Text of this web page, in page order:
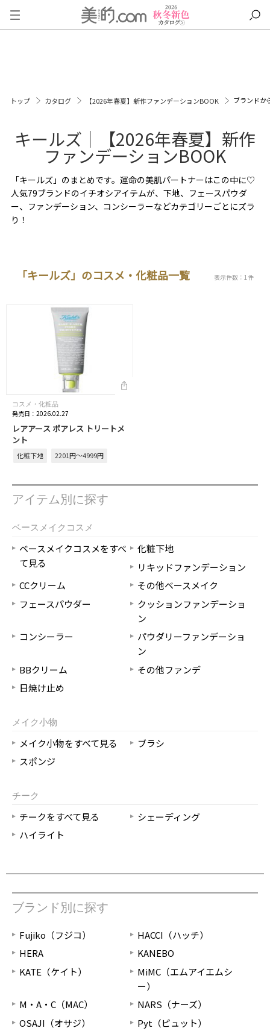
トップ カタログ 【2026年春夏】新作ファンデーションBOOK ブランドか
キールズ｜【2026年春夏】新作
ファンデーションBOOK
「キールズ」のまとめです。運命の美肌パートナーはこの中に♡
人気79ブランドのイチオシアイテムが、下地、フェースパウダ
ー、ファンデーション、コンシーラーなどカテゴリーごとにズラ
り！
「キールズ」のコスメ・化粧品一覧 表示件数：1件
コスメ・化粧品
発売日：2026.02.27
レアアース ポアレス トリートメ
ント
化粧下地 2201円～4999円
アイテム別に探す
ベースメイクコスメ
ベースメイクコスメをすべ
て見る
化粧下地
リキッドファンデーション
CCクリーム
その他ベースメイク
フェースパウダー
クッションファンデーショ
ン
コンシーラー
パウダリーファンデーショ
ン
BBクリーム
その他ファンデ
日焼け止め
メイク小物
メイク小物をすべて見る
ブラシ
スポンジ
チーク
チークをすべて見る
シェーディング
ハイライト
ブランド別に探す
Fujiko（フジコ）
HACCI（ハッチ）
HERA
KANEBO
KATE（ケイト）
MiMC（エムアイエムシ
ー）
M・A・C（MAC）
NARS（ナーズ）
OSAJI（オサジ）
Pyt（ピュット）